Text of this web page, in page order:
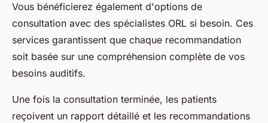
Vous bénéficierez également d'options de
consultation avec des spécialistes ORL si besoin. Ces
services garantissent que chaque recommandation
soit basée sur une compréhension complète de vos
besoins auditifs.
Une fois la consultation terminée, les patients
reçoivent un rapport détaillé et les recommandations